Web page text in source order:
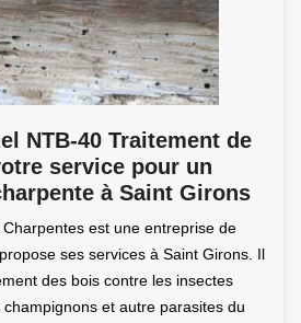
NTB-40 Traitement de
service pour un
à Saint Girons
est une entreprise de
ses services à Saint Girons. Il
des bois contre les insectes
et autre parasites du